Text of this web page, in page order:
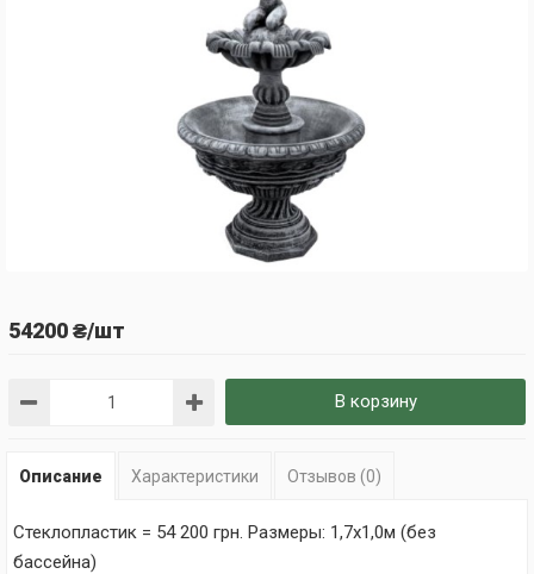
54200 ₴/шт
В корзину
Описание Характеристики Отзывов (0)
Стеклопластик = 54 200 грн. Размеры: 1,7х1,0м (без
бассейна)